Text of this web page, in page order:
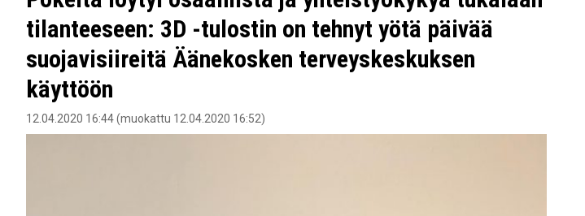
tilanteeseen: 3D -tulostin on tehnyt yötä päivää
suojavisiireitä Äänekosken terveyskeskuksen
käyttöön
12.04.2020 16:44 (muokattu 12.04.2020 16:52)